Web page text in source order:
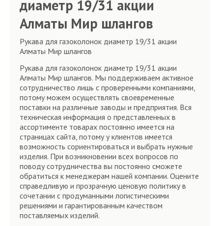
диаметр 19/31 акции
Алматы Мир шлангов
Рукава для газоколонок диаметр 19/31 акции
Алматы Мир шлангов
Рукава для газоколонок диаметр 19/31 акции
Алматы Мир шлангов. Мы поддерживаем активное
сотрудничество лишь с проверенными компаниями,
потому можем осуществлять своевременные
поставки на различные заводы и предприятия. Вся
техническая информация о представленных в
ассортименте товарах постоянно имеется на
страницах сайта, потому у клиентов имеется
возможность сориентироваться и выбрать нужные
изделия. При возникновении всех вопросов по
поводу сотрудничества вы постоянно сможете
обратиться к менеджерам нашей компании. Оцените
справедливую и прозрачную ценовую политику в
сочетании с продуманными логистическими
решениями и гарантированным качеством
поставляемых изделий.